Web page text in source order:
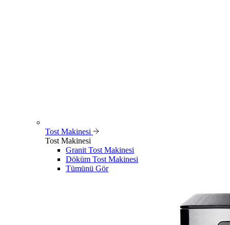
Tost Makinesi
Tost Makinesi
Granit Tost Makinesi
Döküm Tost Makinesi
Tümünü Gör